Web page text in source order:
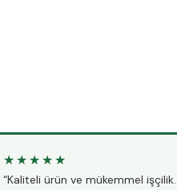
★★★★★
“Kaliteli ürün ve mükemmel işçilik.